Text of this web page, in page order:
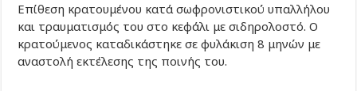
Επίθεση κρατουμένου κατά σωφρονιστικού υπαλλήλου
και τραυματισμός του στο κεφάλι με σιδηρολοστό. Ο
κρατούμενος καταδικάστηκε σε φυλάκιση 8 μηνών με
αναστολή εκτέλεσης της ποινής του.